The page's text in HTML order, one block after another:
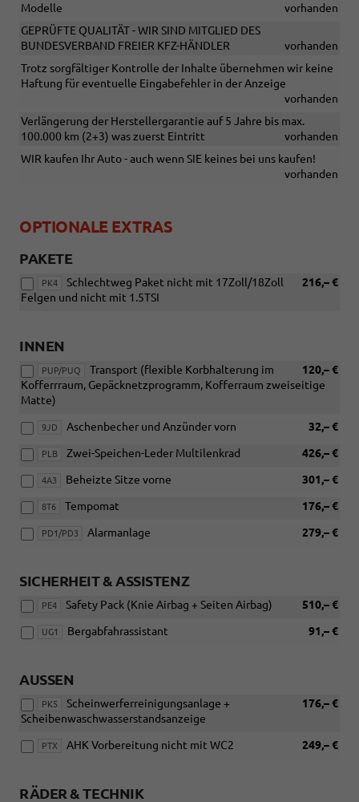
Modelle
vorhanden
GEPRÜFTE QUALITÄT - WIR SIND MITGLIED DES
BUNDESVERBAND FREIER KFZ-HÄNDLER
vorhanden
Trotz sorgfältiger Kontrolle der Inhalte übernehmen wir keine
Haftung für eventuelle Eingabefehler in der Anzeige
vorhanden
Verlängerung der Herstellergarantie auf 5 Jahre bis max.
100.000 km (2+3) was zuerst Eintritt
vorhanden
WIR kaufen Ihr Auto - auch wenn SIE keines bei uns kaufen!
vorhanden
OPTIONALE EXTRAS
PAKETE
PK4 216,– €
Schlechtweg Paket nicht mit 17Zoll/18Zoll
Felgen und nicht mit 1.5TSI
INNEN
PUP/PUQ 120,– €
Transport (flexible Korbhalterung im
Kofferrraum, Gepäcknetzprogramm, Kofferraum zweiseitige
Matte)
9JD 32,– €
Aschenbecher und Anzünder vorn
PLB 426,– €
Zwei-Speichen-Leder Multilenkrad
4A3 301,– €
Beheizte Sitze vorne
8T6 176,– €
Tempomat
PD1/PD3 279,– €
Alarmanlage
SICHERHEIT & ASSISTENZ
PE4 510,– €
Safety Pack (Knie Airbag + Seiten Airbag)
UG1 91,– €
Bergabfahrassistant
AUSSEN
PK5 176,– €
Scheinwerferreinigungsanlage +
Scheibenwaschwasserstandsanzeige
PTX 249,– €
AHK Vorbereitung nicht mit WC2
RÄDER & TECHNIK